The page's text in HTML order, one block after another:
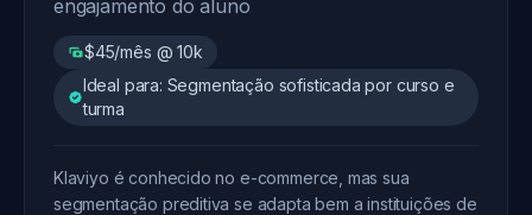
engajamento do aluno
$45/mês @ 10k
Ideal para: Segmentação sofisticada por curso e
turma
Klaviyo é conhecido no e-commerce, mas sua
segmentação preditiva se adapta bem a instituições de